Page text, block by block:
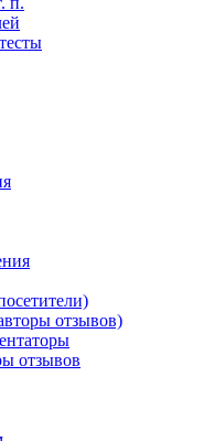
отзывов)
отзывов